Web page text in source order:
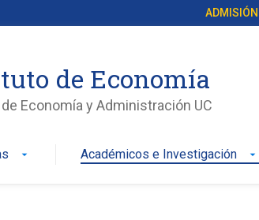
ADMISIÓN
de Economía
Economía y Administración UC
arrow_drop_down Académicos e Investigación arrow_drop_down